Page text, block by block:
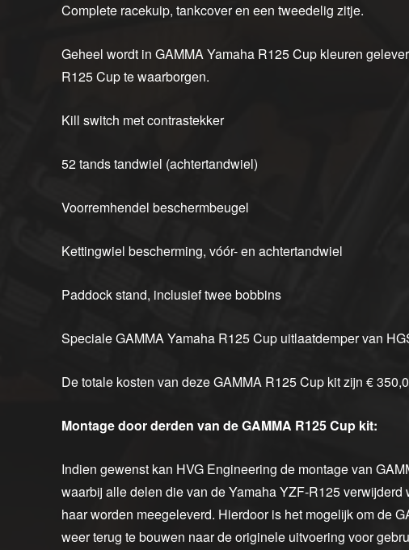
Complete racekuip, tankcover en een tweedelig zitje.
Geheel wordt in GAMMA Yamaha R125 Cup kleuren
R125 Cup te waarborgen.
Kill switch met contrastekker
52 tands tandwiel (achtertandwiel)
Voorremhendel beschermbeugel
Kettingwiel bescherming, vóór- en achtertandwiel
Paddock stand, inclusief twee bobbins
Speciale GAMMA Yamaha R125 Cup uitlaatdemper van
De totale kosten van deze GAMMA R125 Cup kit zijn €
Montage door derden van de GAMMA R125 Cup kit:
Indien gewenst kan HVG Engineering de montage van
waarbij alle delen die van de Yamaha YZF-R125
haar worden meegeleverd. Hierdoor is het mogelijk om de
weer terug te bouwen naar de originele uitvoering voor